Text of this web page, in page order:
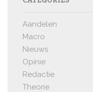
Aandelen
Macro
Nieuws
Opinie
Redactie
Theorie